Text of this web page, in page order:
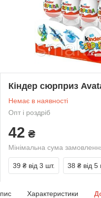
Кіндер сюрприз
Немає в наявності
Опт і роздріб
42 ₴
Мінімальна сума
39 ₴ від 3 шт. 38 ₴ від 5
Характеристики